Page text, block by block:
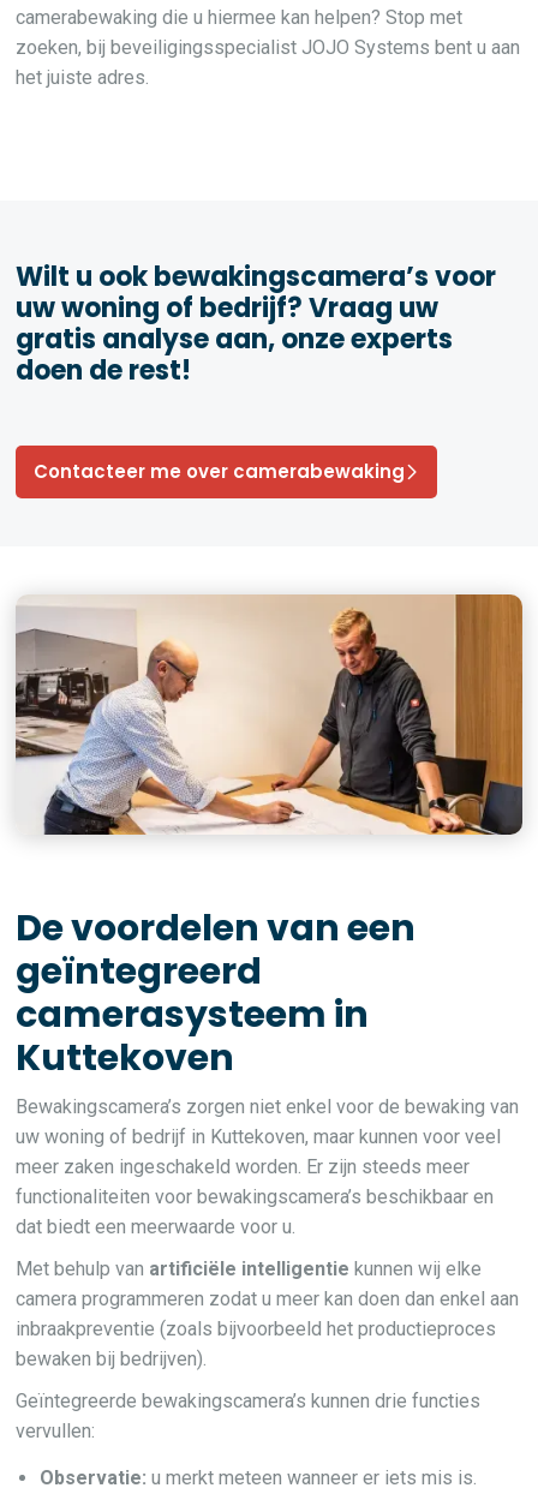
camerabewaking die u hiermee kan helpen? Stop met
zoeken, bij beveiligingsspecialist JOJO Systems bent u aan
het juiste adres.
Wilt u ook bewakingscamera’s voor
uw woning of bedrijf? Vraag uw
gratis analyse aan, onze experts
doen de rest!
Contacteer me over camerabewaking
De voordelen van een
geïntegreerd
camerasysteem in
Kuttekoven
Bewakingscamera’s zorgen niet enkel voor de bewaking van
uw woning of bedrijf in Kuttekoven, maar kunnen voor veel
meer zaken ingeschakeld worden. Er zijn steeds meer
functionaliteiten voor bewakingscamera’s beschikbaar en
dat biedt een meerwaarde voor u.
Met behulp van artificiële intelligentie kunnen wij elke
camera programmeren zodat u meer kan doen dan enkel aan
inbraakpreventie (zoals bijvoorbeeld het productieproces
bewaken bij bedrijven).
Geïntegreerde bewakingscamera’s kunnen drie functies
vervullen:
Observatie: u merkt meteen wanneer er iets mis is.